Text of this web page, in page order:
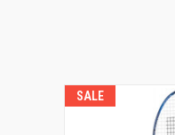
SALE